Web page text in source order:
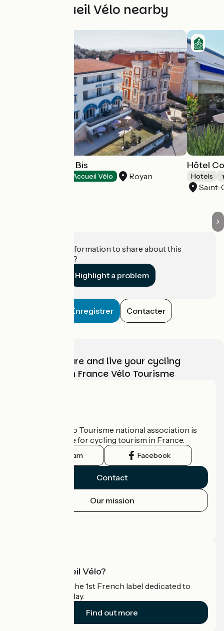
Other Accueil Vélo nearby
Hôtel Belle-Vue Bis
Accueil Vélo Royan
Hôtel
Hotels
Saint-
Do you have information to share about this
establishment?
Highlight a problem
Enregistrer Contacter
Choose, prepare and live your cycling
adventure with France Vélo Tourisme
The France Vélo Tourisme national association is
the official guide for cycling tourism in France.
Instagram Facebook
Contact
Our mission
What is Accueil Vélo?
Accueil Vélo is the 1st French label dedicated to
cyclists on holiday.
Find out more